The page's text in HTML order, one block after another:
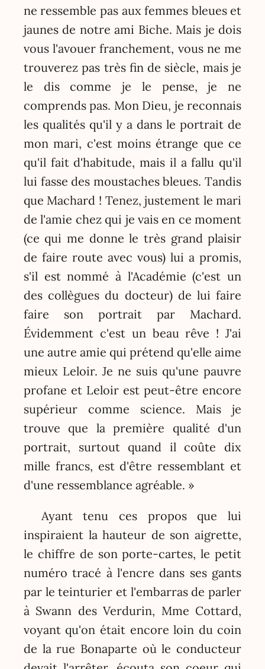
ne ressemble pas aux femmes bleues et
jaunes de notre ami Biche. Mais je dois
vous l'avouer franchement, vous ne me
trouverez pas très fin de siècle, mais je
le dis comme je le pense, je ne
comprends pas. Mon Dieu, je reconnais
les qualités qu'il y a dans le portrait de
mon mari, c'est moins étrange que ce
qu'il fait d'habitude, mais il a fallu qu'il
lui fasse des moustaches bleues. Tandis
que Machard ! Tenez, justement le mari
de l'amie chez qui je vais en ce moment
(ce qui me donne le très grand plaisir
de faire route avec vous) lui a promis,
s'il est nommé à l'Académie (c'est un
des collègues du docteur) de lui faire
faire son portrait par Machard.
Évidemment c'est un beau rêve ! J'ai
une autre amie qui prétend qu'elle aime
mieux Leloir. Je ne suis qu'une pauvre
profane et Leloir est peut-être encore
supérieur comme science. Mais je
trouve que la première qualité d'un
portrait, surtout quand il coûte dix
mille francs, est d'être ressemblant et
d'une ressemblance agréable. »
Ayant tenu ces propos que lui
inspiraient la hauteur de son aigrette,
le chiffre de son porte-cartes, le petit
numéro tracé à l'encre dans ses gants
par le teinturier et l'embarras de parler
à Swann des Verdurin, Mme Cottard,
voyant qu'on était encore loin du coin
de la rue Bonaparte où le conducteur